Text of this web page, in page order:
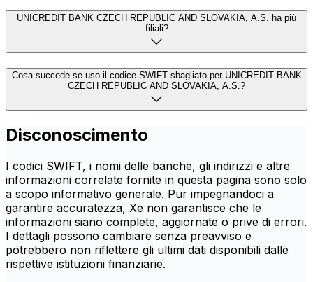
UNICREDIT BANK CZECH REPUBLIC AND SLOVAKIA, A.S. ha più
filiali?
Cosa succede se uso il codice SWIFT sbagliato per UNICREDIT BANK
CZECH REPUBLIC AND SLOVAKIA, A.S.?
Disconoscimento
I codici SWIFT, i nomi delle banche, gli indirizzi e altre
informazioni correlate fornite in questa pagina sono solo
a scopo informativo generale. Pur impegnandoci a
garantire accuratezza, Xe non garantisce che le
informazioni siano complete, aggiornate o prive di errori.
I dettagli possono cambiare senza preavviso e
potrebbero non riflettere gli ultimi dati disponibili dalle
rispettive istituzioni finanziarie.